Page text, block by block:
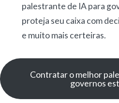
palestrante de IA para
proteja seu caixa com
e muito mais certeiras.
Contratar o melhor
governos